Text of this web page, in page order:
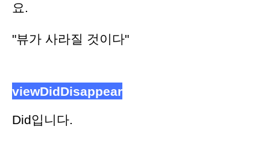
요.
"뷰가 사라질 것이다"
viewDidDisappear
Did입니다.